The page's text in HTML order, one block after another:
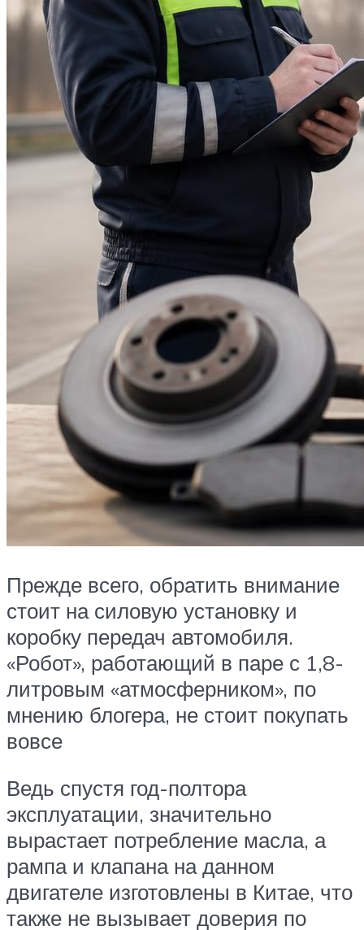
Прежде всего, обратить внимание
стоит на силовую установку и
коробку передач автомобиля.
«Робот», работающий в паре с 1,8-
литровым «атмосферником», по
мнению блогера, не стоит покупать
вовсе
Ведь спустя год-полтора
эксплуатации, значительно
вырастает потребление масла, а
рампа и клапана на данном
двигателе изготовлены в Китае, что
также не вызывает доверия по